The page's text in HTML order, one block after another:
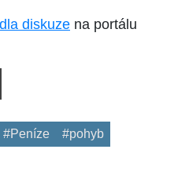
diskuze na portálu
#Peníze #pohyb